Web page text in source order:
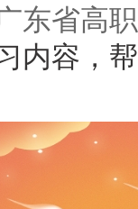
东省高
内容，